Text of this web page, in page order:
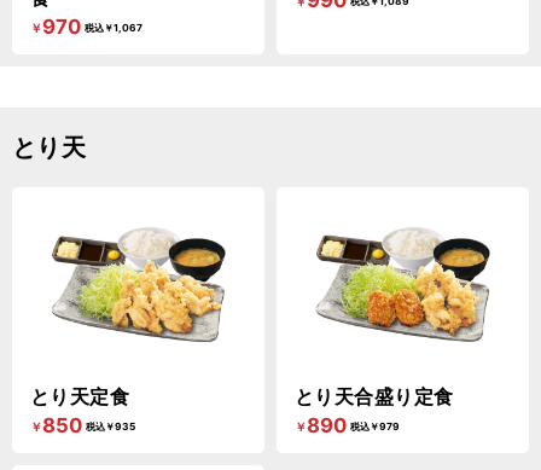
￥ 970 税込￥1,067
とり天
とり天定食
￥850 税込￥935
とり天合盛り定食
￥890 税込￥979